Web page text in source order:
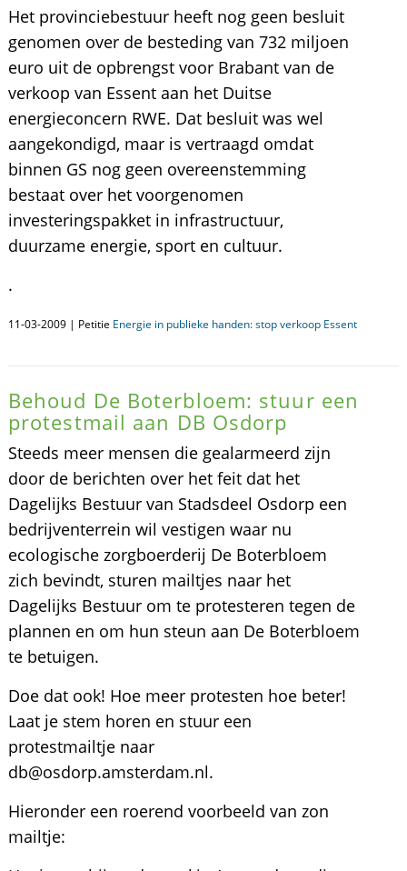
Het provinciebestuur heeft nog geen besluit
genomen over de besteding van 732 miljoen
euro uit de opbrengst voor Brabant van de
verkoop van Essent aan het Duitse
energieconcern RWE. Dat besluit was wel
aangekondigd, maar is vertraagd omdat
binnen GS nog geen overeenstemming
bestaat over het voorgenomen
investeringspakket in infrastructuur,
duurzame energie, sport en cultuur.
.
11-03-2009 | Petitie Energie in publieke handen: stop verkoop Essent
Behoud De Boterbloem: stuur een
protestmail aan DB Osdorp
Steeds meer mensen die gealarmeerd zijn
door de berichten over het feit dat het
Dagelijks Bestuur van Stadsdeel Osdorp een
bedrijventerrein wil vestigen waar nu
ecologische zorgboerderij De Boterbloem
zich bevindt, sturen mailtjes naar het
Dagelijks Bestuur om te protesteren tegen de
plannen en om hun steun aan De Boterbloem
te betuigen.
Doe dat ook! Hoe meer protesten hoe beter!
Laat je stem horen en stuur een
protestmailtje naar
db@osdorp.amsterdam.nl.
Hieronder een roerend voorbeeld van zon
mailtje: